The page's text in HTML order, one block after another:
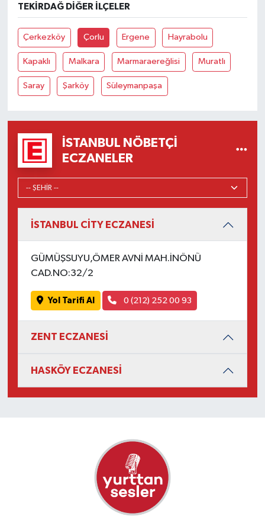
TEKIRDAĞ DIĞER İLÇELER
Çerkezköy Çorlu Ergene Hayrabolu
Kapaklı Malkara Marmaraereğlisi Muratlı
Saray Şarköy Süleymanpaşa
İSTANBUL NÖBETÇI
ECZANELER
İSTANBUL CİTY ECZANESİ
GÜMÜŞSUYU,ÖMER AVNİ MAH.İNÖNÜ
CAD.NO:32/2
Yol Tarifi Al 0 (212) 252 00 93
ZENT ECZANESİ
HASKÖY ECZANESİ